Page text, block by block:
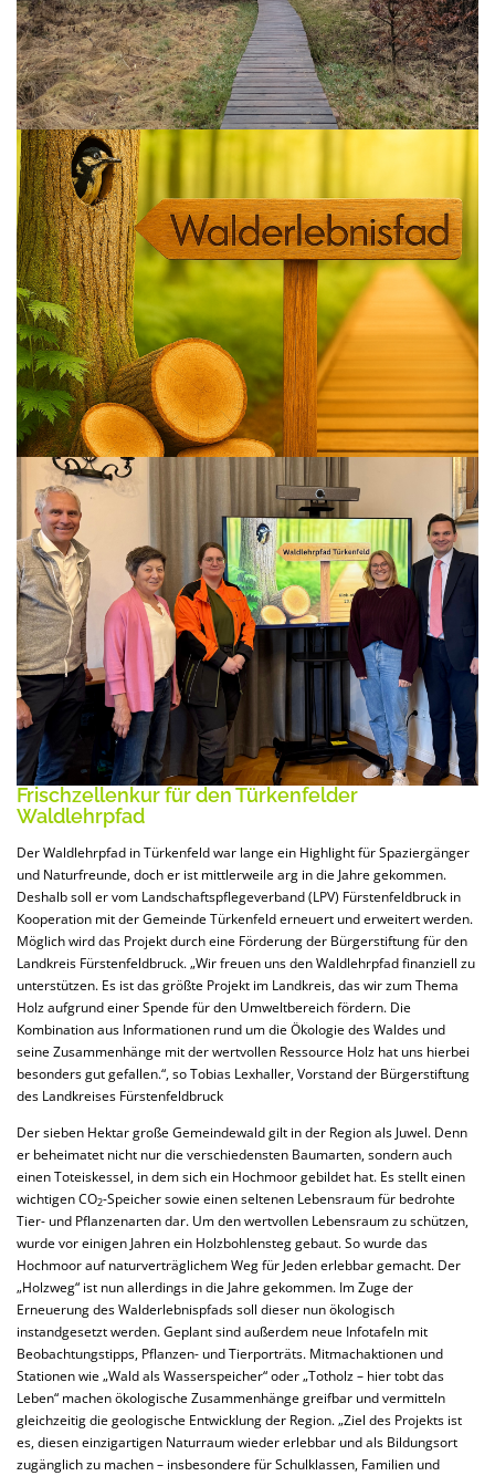
Frischzellenkur für den Türkenfelder
Waldlehrpfad
Der Waldlehrpfad in Türkenfeld war lange ein Highlight für Spaziergänger
und Naturfreunde, doch er ist mittlerweile arg in die Jahre gekommen.
Deshalb soll er vom Landschaftspflegeverband (LPV) Fürstenfeldbruck in
Kooperation mit der Gemeinde Türkenfeld erneuert und erweitert werden.
Möglich wird das Projekt durch eine Förderung der Bürgerstiftung für den
Landkreis Fürstenfeldbruck. „Wir freuen uns den Waldlehrpfad finanziell zu
unterstützen. Es ist das größte Projekt im Landkreis, das wir zum Thema
Holz aufgrund einer Spende für den Umweltbereich fördern. Die
Kombination aus Informationen rund um die Ökologie des Waldes und
seine Zusammenhänge mit der wertvollen Ressource Holz hat uns hierbei
besonders gut gefallen.“, so Tobias Lexhaller, Vorstand der Bürgerstiftung
des Landkreises Fürstenfeldbruck
Der sieben Hektar große Gemeindewald gilt in der Region als Juwel. Denn
er beheimatet nicht nur die verschiedensten Baumarten, sondern auch
einen Toteiskessel, in dem sich ein Hochmoor gebildet hat. Es stellt einen
wichtigen CO2-Speicher sowie einen seltenen Lebensraum für bedrohte
Tier- und Pflanzenarten dar. Um den wertvollen Lebensraum zu schützen,
wurde vor einigen Jahren ein Holzbohlensteg gebaut. So wurde das
Hochmoor auf naturverträglichem Weg für Jeden erlebbar gemacht. Der
„Holzweg“ ist nun allerdings in die Jahre gekommen. Im Zuge der
Erneuerung des Walderlebnispfads soll dieser nun ökologisch
instandgesetzt werden. Geplant sind außerdem neue Infotafeln mit
Beobachtungstipps, Pflanzen- und Tierporträts. Mitmachaktionen und
Stationen wie „Wald als Wasserspeicher“ oder „Totholz – hier tobt das
Leben“ machen ökologische Zusammenhänge greifbar und vermitteln
gleichzeitig die geologische Entwicklung der Region. „Ziel des Projekts ist
es, diesen einzigartigen Naturraum wieder erlebbar und als Bildungsort
zugänglich zu machen – insbesondere für Schulklassen, Familien und